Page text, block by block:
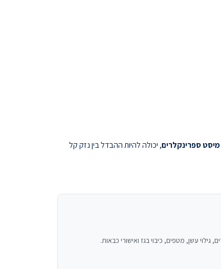
מיסט ספרינקלרים, יכולה להיות ההבדל בין נזק קל